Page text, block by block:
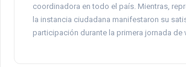
coordinadora en todo el país. Mientras,
la instancia ciudadana manifestaron su
participación durante la primera jornada de